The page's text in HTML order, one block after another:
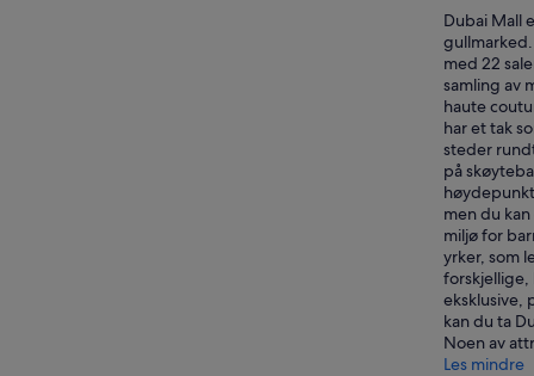
Dubai Mall
med 22
samling av
haute
har et tak
steder
på
men du
miljø for
yrker, som
eksklusive,
kan du ta
Noen av
Les mindre